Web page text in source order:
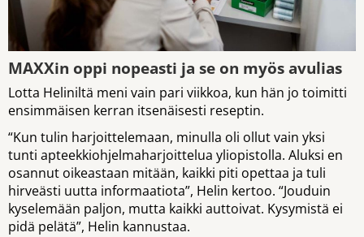
MAXXin oppi nopeasti ja se on myös avulias
Lotta Heliniltä meni vain pari viikkoa, kun hän jo toimitti
ensimmäisen kerran itsenäisesti reseptin.
“Kun tulin harjoittelemaan, minulla oli ollut vain yksi
tunti apteekkiohjelmaharjoittelua yliopistolla. Aluksi en
osannut oikeastaan mitään, kaikki piti opettaa ja tuli
hirveästi uutta informaatiota”, Helin kertoo. “Jouduin
kyselemään paljon, mutta kaikki auttoivat. Kysymistä ei
pidä pelätä”, Helin kannustaa.